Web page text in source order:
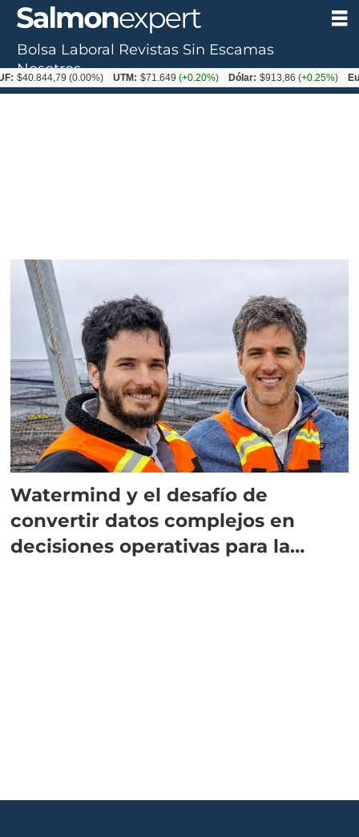
Tag:
watermind
Watermind y el desafío de
convertir datos complejos en
decisiones operativas para la
Bolsa Laboral Revistas Sin Escamas
Nosotros
$40.844,79(0.00%) UTM: $71.649(+0.20%) Dólar: $913,86(+0.25%)